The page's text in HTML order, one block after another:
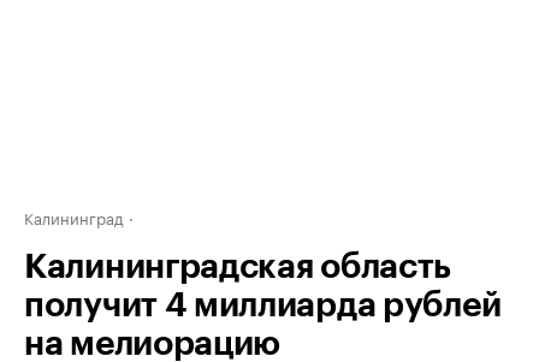
Калининград
Калининградская область
получит 4 миллиарда рублей
на мелиорацию